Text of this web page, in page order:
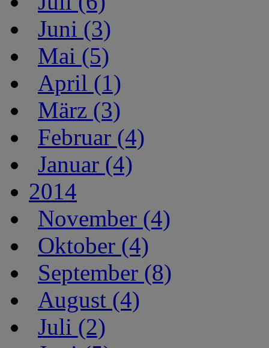
Juni (3)
Mai (5)
April (1)
März (3)
Februar (4)
Januar (4)
2014
November (4)
Oktober (4)
September (8)
August (4)
Juli (2)